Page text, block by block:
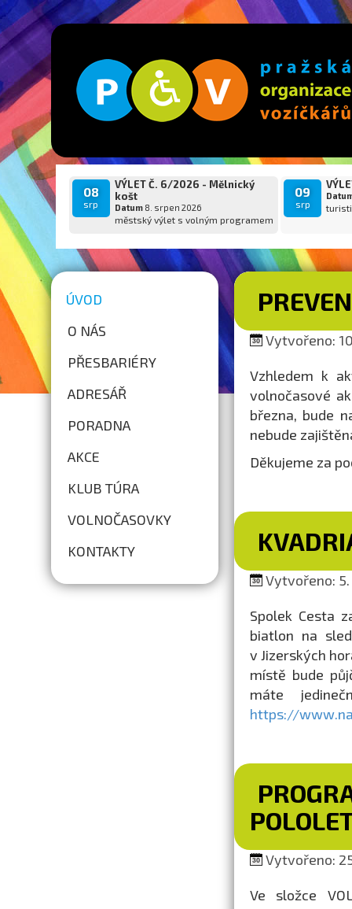
08
srp
VÝLET Č. 6/2026 - Mělnický
košt
Datum8. srpen 2026
městský výlet s volným programem
09
srp
ÚVOD
O NÁS
PŘESBARIÉRY
ADRESÁŘ
PORADNA
AKCE
KLUB TÚRA
VOLNOČASOVKY
KONTAKTY
Vytvořeno:
Vzhledem k
volnočasové
března, bude
nebude
Děkujeme za
Vytvořeno: 5.
Spolek Cesta
biatlon na
v Jizerských
místě bude
máte
https://
Vytvořeno:
Ve složce